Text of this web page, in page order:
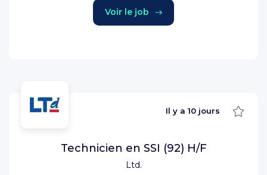
Voir le job
Ltd.
Il y a 10 jours
Technicien en SSI (92) H/F